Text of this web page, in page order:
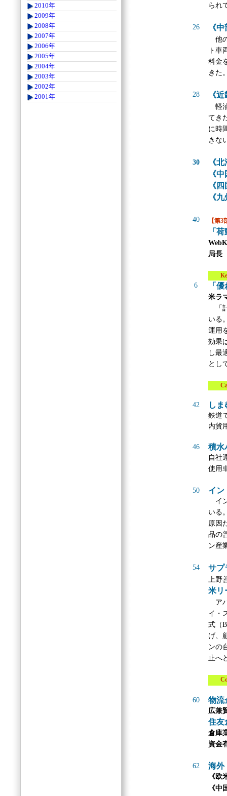
られ
26 《
他
ト車
料金
きた
28 《
軽
てき
に時
きな
30
《
《
《
《
40 【第3
「
局長
Key
6 「
米ラ
「
いる
運用
効果
し最
とし
42 しま
鉄道
内貨
46 積水
自社
使用
50 イン
イ
いる
原因
品の
ン産
54 サプ
上野
米リ
ア
イ・
式（
げ、
ンの
止へ
60 物流
広兼
住友
倉庫
資金
62 海外
《欧
《中
2010年
2009年
2008年
2007年
2006年
2005年
2004年
2003年
2002年
2001年